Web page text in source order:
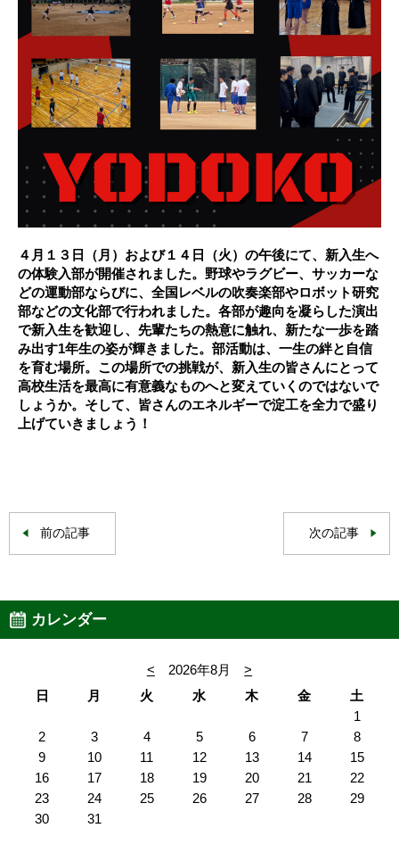
４月１３日（月）および１４日（火）の午後にて、新入生へ
の体験入部が開催されました。 野球やラグビー、サッカーな
どの運動部ならびに、全国レベルの吹奏楽部やロボット研究
部などの文化部で行われました。各部が趣向を凝らした演出
で新入生を歓迎し、先輩たちの熱意に触れ、新たな一歩を踏
み出す1年生の姿が輝きました。部活動は、一生の絆と自信
を育む場所。この場所での挑戦が、新入生の皆さんにとって
高校生活を最高に有意義なものへと変えていくのではないで
しょうか。そして、皆さんのエネルギーで淀工を全力で盛り
上げていきましょう！
前の記事 次の記事
カレンダー
< 2026年8月
>
日
月 火 水 木 金
土
1
2
3 4 5 6 7
8
9
10 11 12 13 14
15
16
17 18 19 20 21
22
23
24 25 26 27 28
29
30
31